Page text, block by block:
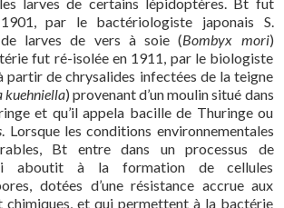
par le bactériologiste japonais S.
larves de vers à soie (Bombyx mori)
fut ré-isolée en 1911, par le biologiste
partir de chrysalides infectées de la teigne
kuehniella) provenant d’un moulin situé dans
et qu’il appela bacille de Thuringe ou
. Lorsque les conditions environnementales
Bt entre dans un processus de
aboutit à la formation de cellules
dotées d’une résistance accrue aux
chimiques, et qui permettent à la bactérie